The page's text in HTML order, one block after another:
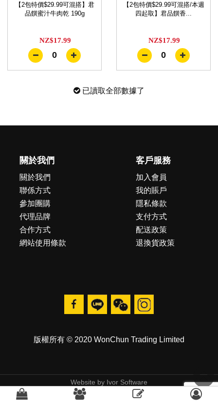
【2包特價$29.99可混搭】君
品饌蜜汁牛肉乾 190g
NZ$17.99
0
【2包特價$29.99可混搭/本週
四起取】君品饌香...
NZ$17.99
0
已讀取全部數據了
關於我們
關於我們
聯係方式
參加團購
代理品牌
合作方式
網站使用條款
客戶服務
加入會員
我的賬戶
隱私條款
支付方式
配送政策
退換貨政策
版權所有 © 2020 WonChun Trading Limited
Website by Ivor Software